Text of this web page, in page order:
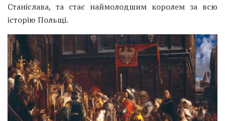
Станіслава, та стає наймолодшим королем за всю
історію Польщі.